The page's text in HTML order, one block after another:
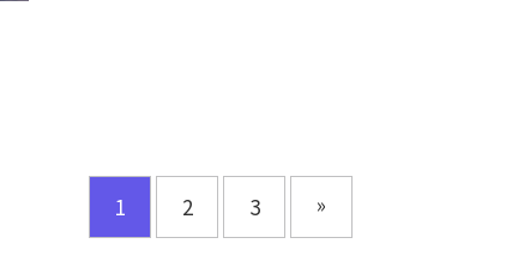
1 2 3 »